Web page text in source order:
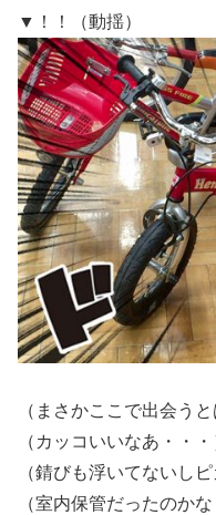
▼！！（動揺）
（まさかここで出会うと
（カッコいいなあ・・・
（錆びも浮いてないし
（室内保管だったのかな